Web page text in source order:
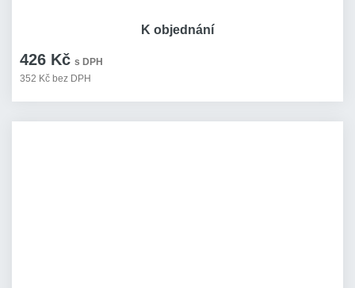
426 Kč s DPH
352 Kč bez DPH
K objednání